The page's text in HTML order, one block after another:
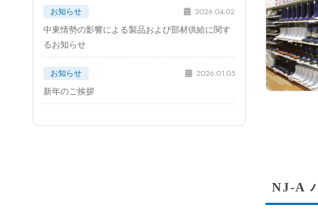
お知らせ 2026.04.02
中東情勢の影響による製品および部材供給に関す
るお知らせ
お知らせ 2026.01.05
新年のご挨拶
NJ-A